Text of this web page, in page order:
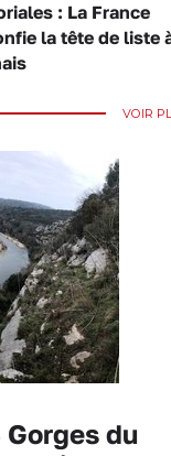
: La France
la tête de liste
VOIR
Gorges du